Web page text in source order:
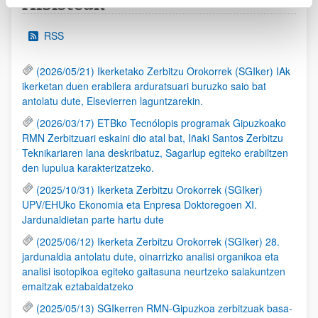
RSS
(2026/05/21) Ikerketako Zerbitzu Orokorrek (SGIker) IAk
ikerketan duen erabilera arduratsuari buruzko saio bat
antolatu dute, Elsevierren laguntzarekin.
(2026/03/17) ETBko Tecnólopis programak Gipuzkoako
RMN Zerbitzuari eskaini dio atal bat, Iñaki Santos Zerbitzu
Teknikariaren lana deskribatuz, Sagarlup egiteko erabiltzen
den lupulua karakterizatzeko.
(2025/10/31) Ikerketa Zerbitzu Orokorrek (SGIker)
UPV/EHUko Ekonomia eta Enpresa Doktoregoen XI.
Jardunaldietan parte hartu dute
(2025/06/12) Ikerketa Zerbitzu Orokorrek (SGIker) 28.
jardunaldia antolatu dute, oinarrizko analisi organikoa eta
analisi isotopikoa egiteko gaitasuna neurtzeko saiakuntzen
emaitzak eztabaidatzeko
(2025/05/13) SGIkerren RMN-Gipuzkoa zerbitzuak basa-